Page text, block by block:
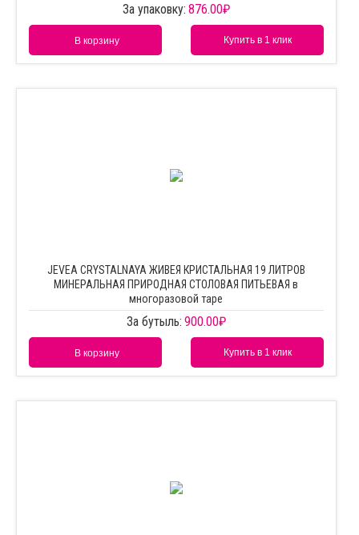
За упаковку: 876.00₽
В корзину Купить в 1 клик
JEVEA CRYSTALNAYA ЖИВЕЯ КРИСТАЛЬНАЯ 19 ЛИТРОВ
МИНЕРАЛЬНАЯ ПРИРОДНАЯ СТОЛОВАЯ ПИТЬЕВАЯ в
многоразовой таре
За бутыль: 900.00₽
В корзину Купить в 1 клик